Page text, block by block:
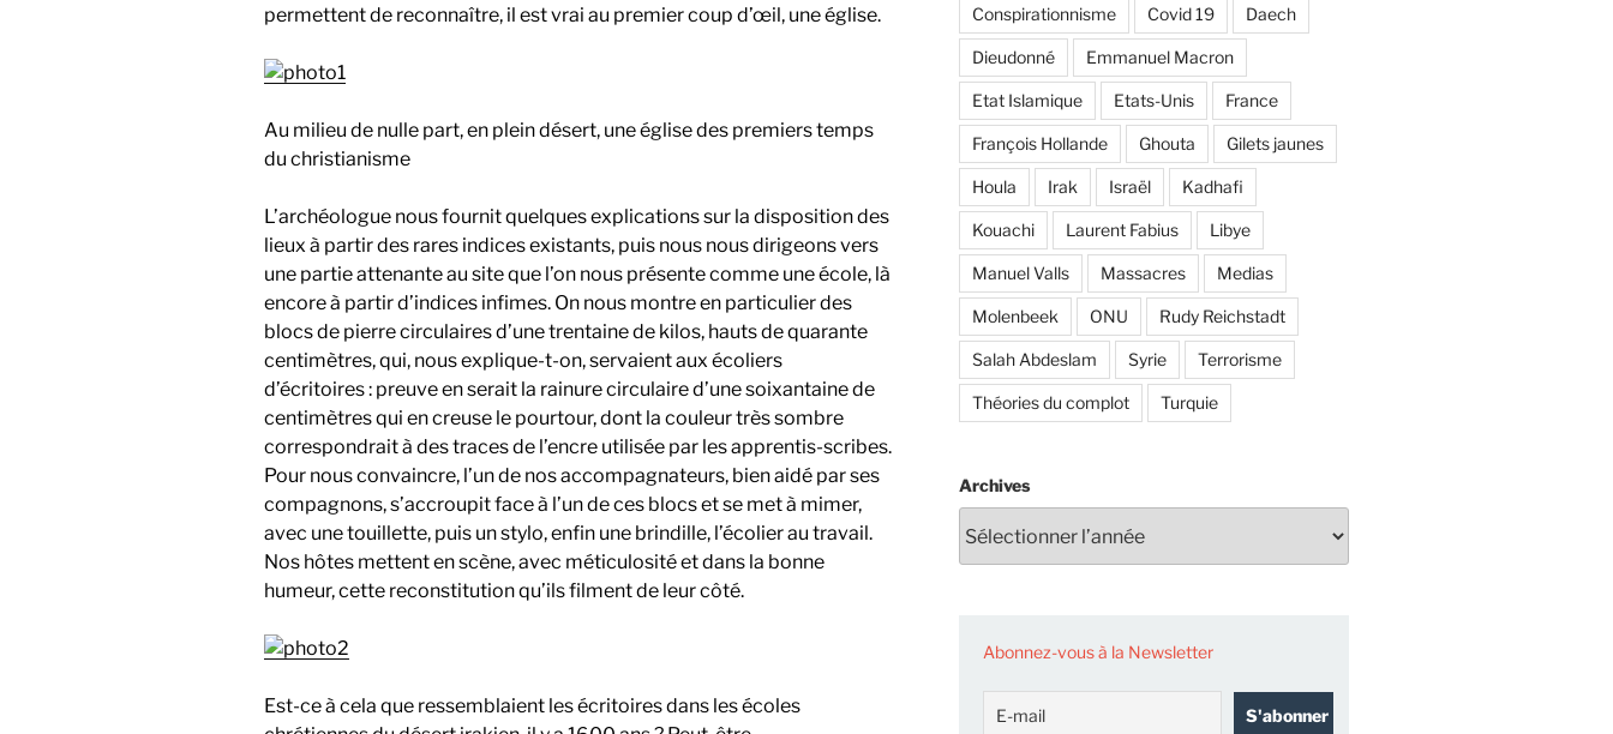
permettent de reconnaître, il est vrai au premier coup d’œil, une église.
Au milieu de nulle part, en plein désert, une église des premiers temps
du christianisme
L’archéologue nous fournit quelques explications sur la disposition des
lieux à partir des rares indices existants, puis nous nous dirigeons vers
une partie attenante au site que l’on nous présente comme une école, là
encore à partir d’indices infimes. On nous montre en particulier des
blocs de pierre circulaires d’une trentaine de kilos, hauts de quarante
centimètres, qui, nous explique-t-on, servaient aux écoliers
d’écritoires : preuve en serait la rainure circulaire d’une soixantaine de
centimètres qui en creuse le pourtour, dont la couleur très sombre
correspondrait à des traces de l’encre utilisée par les apprentis-scribes.
Pour nous convaincre, l’un de nos accompagnateurs, bien aidé par ses
compagnons, s’accroupit face à l’un de ces blocs et se met à mimer,
avec une touillette, puis un stylo, enfin une brindille, l’écolier au travail.
Nos hôtes mettent en scène, avec méticulosité et dans la bonne
humeur, cette reconstitution qu’ils filment de leur côté.
Est-ce à cela que ressemblaient les écritoires dans les écoles
Conspirationnisme Covid 19 Daech
Dieudonné Emmanuel Macron
Etat Islamique Etats-Unis France
François Hollande Ghouta Gilets jaunes
Houla Irak Israël Kadhafi
Kouachi Laurent Fabius Libye
Manuel Valls Massacres Medias
Molenbeek ONU Rudy Reichstadt
Salah Abdeslam Syrie Terrorisme
Théories du complot Turquie
Archives
Abonnez-vous à la Newsletter